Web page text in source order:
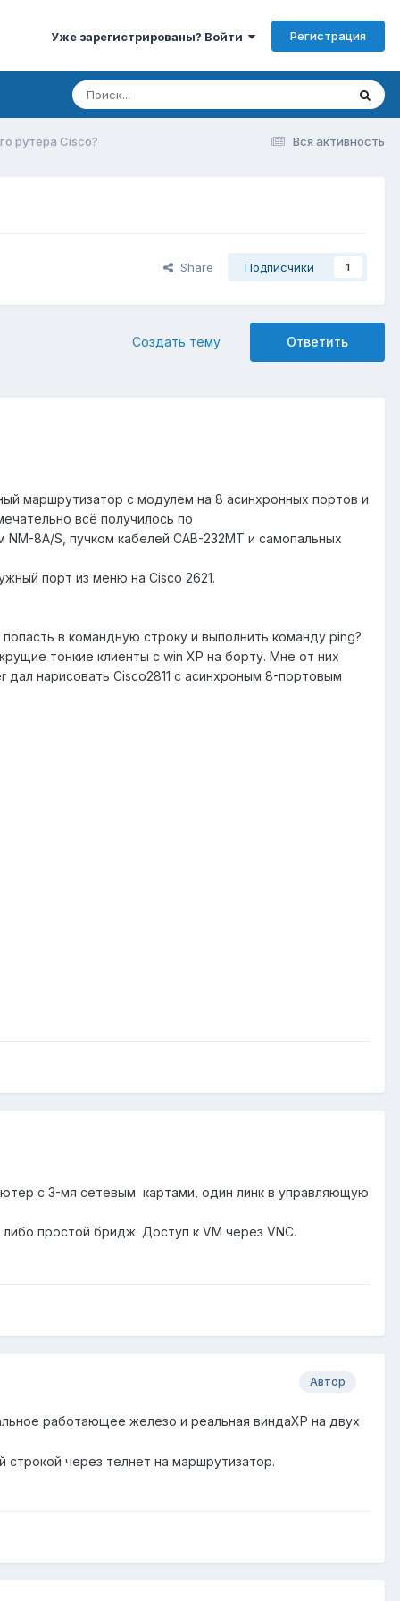
Уже зарегистрированы? Войти Регистрация
Вся активность
рутера Cisco?
Share Подписчики 1
Ответить
Создать тему
маршрутизатор с модулем на 8 асинхронных портов и
всё получилось по
8A/S, пучком кабелей CAB-232MT и самопальных
порт из меню на Cisco 2621.
в командную строку и выполнить команду ping?
тонкие клиенты с win XP на борту. Мне от них
нарисовать Cisco2811 с асинхроным 8-портовым
с 3-мя сетевым картами, один линк в управляющую
простой бридж. Доступ к VM через VNC.
Автор
работающее железо и реальная виндаХР на двух
через телнет на маршрутизатор.